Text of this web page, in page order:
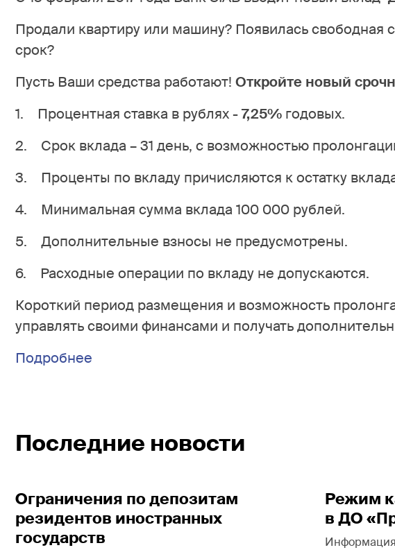
Продали квартиру или машину? Появилась свободная
срок?
Пусть Ваши средства работают! Откройте новый
1. Процентная ставка в рублях -7,25% годовых.
2. Срок вклада – 31 день, с возможностью
3. Проценты по вкладу причисляются к остатку
4. Минимальная сумма вклада 100 000 рублей.
5. Дополнительные взносы не предусмотрены.
6. Расходные операции по вкладу не допускаются.
Короткий период размещения и возможность
управлять своими финансами и получать
Подробнее
Последние новости
Ограничения по депозитам
резидентов иностранных
государств
Режим
в ДО